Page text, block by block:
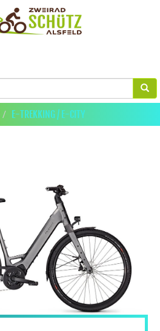
E-TREKKING / E-CITY